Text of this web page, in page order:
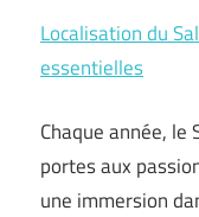
Localisation du
essentielles
Chaque année, le
portes aux
une immersion